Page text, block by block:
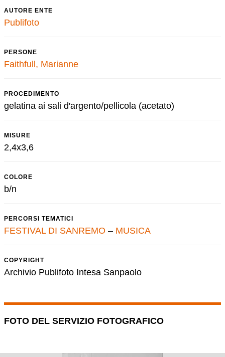
AUTORE ENTE
Publifoto
PERSONE
Faithfull, Marianne
PROCEDIMENTO
gelatina ai sali d'argento/pellicola (acetato)
MISURE
2,4x3,6
COLORE
b/n
PERCORSI TEMATICI
FESTIVAL DI SANREMO – MUSICA
COPYRIGHT
Archivio Publifoto Intesa Sanpaolo
FOTO DEL SERVIZIO FOTOGRAFICO